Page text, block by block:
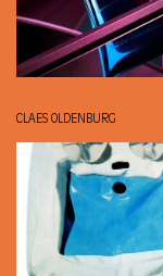
CLAES OLDENBURG